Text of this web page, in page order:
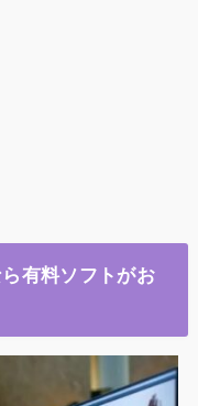
有料ソフトがお